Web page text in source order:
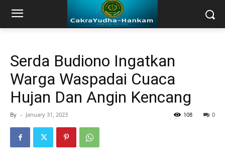
Serda Budiono Ingatkan
Warga Waspadai Cuaca
Hujan Dan Angin Kencang
By - January 31, 2023 0
108